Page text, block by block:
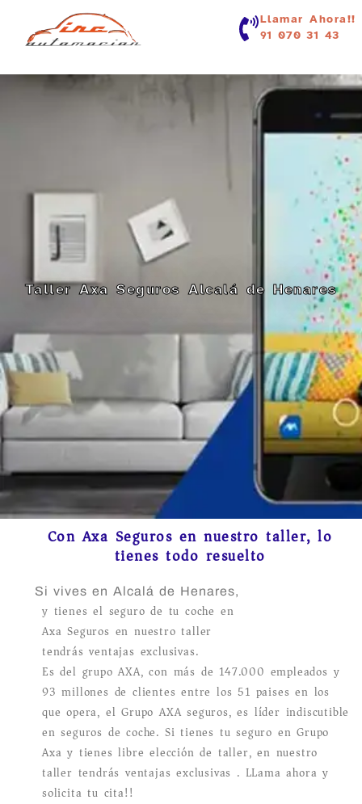
Llamar Ahora!!
91 070 31 43
Taller Axa Seguros Alcalá de Henares
Con Axa Seguros en nuestro taller, lo
tienes todo resuelto
Si vives en Alcalá de Henares,
y tienes el seguro de tu coche en
Axa Seguros en nuestro taller
tendrás ventajas exclusivas.
Es del grupo AXA, con más de 147.000 empleados y
93 millones de clientes entre los 51 paises en los
que opera, el Grupo AXA seguros, es líder indiscutible
en seguros de coche. Si tienes tu seguro en Grupo
Axa y tienes libre elección de taller, en nuestro
taller tendrás ventajas exclusivas . LLama ahora y
solicita tu cita!!